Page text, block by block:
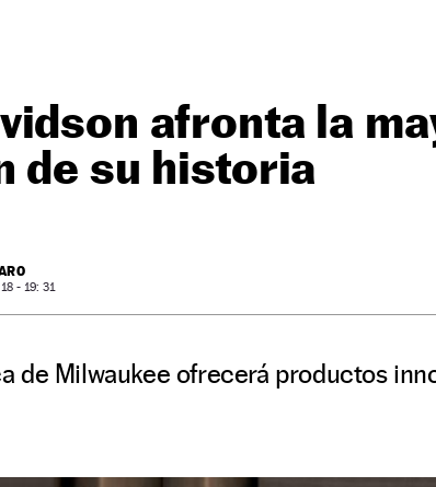
afronta la
de su historia
- 19: 31
de Milwaukee ofrecerá productos